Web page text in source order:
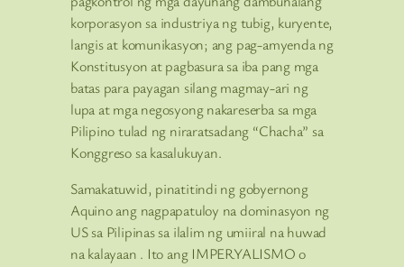
korporasyon sa industriya ng tubig, kuryente,
langis at komunikasyon; ang pag-amyenda ng
Konstitusyon at pagbasura sa iba pang mga
batas para payagan silang magmay-ari ng
lupa at mga negosyong nakareserba sa mga
Pilipino tulad ng niraratsadang “Chacha” sa
Konggreso sa kasalukuyan.
Samakatuwid, pinatitindi ng gobyernong
Aquino ang nagpapatuloy na dominasyon ng
US sa Pilipinas sa ilalim ng umiiral na huwad
na kalayaan . Ito ang IMPERYALISMO o